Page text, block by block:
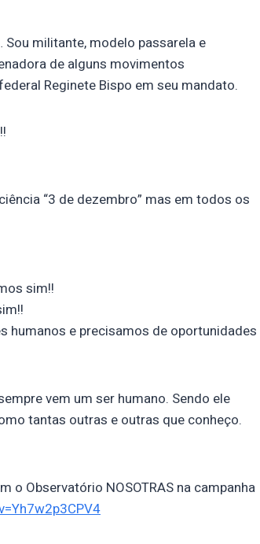
militante, modelo passarela e
de alguns movimentos
Reginete Bispo em seu mandato.
“3 de dezembro” mas em todos os
sim!!
humanos e precisamos de oportunidades
vem um ser humano. Sendo ele
tantas outras e outras que conheço.
Observatório NOSOTRAS na campanha